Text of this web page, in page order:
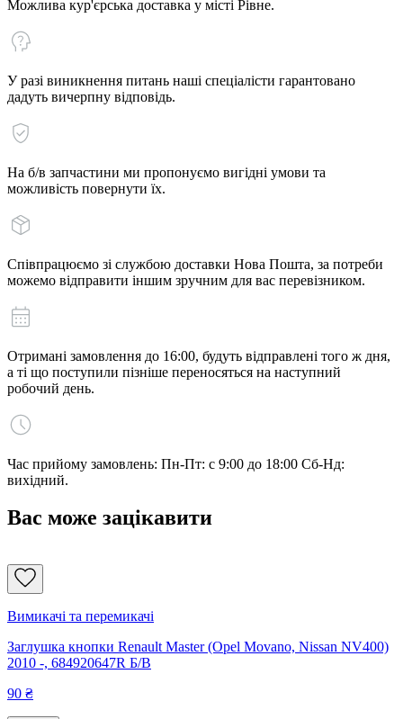
Можлива кур'єрська доставка у місті Рівне.
У разі виникнення питань наші спеціалісти гарантовано
дадуть вичерпну відповідь.
На б/в запчастини ми пропонуємо вигідні умови та
можливість повернути їх.
Співпрацюємо зі службою доставки Нова Пошта, за потреби
можемо відправити іншим зручним для вас перевізником.
Отримані замовлення до 16:00, будуть відправлені того ж дня,
а ті що поступили пізніше переносяться на наступний
робочий день.
Час прийому замовлень: Пн-Пт: с 9:00 до 18:00 Сб-Нд:
вихідний.
Вас може зацікавити
Вимикачі та перемикачі
Заглушка кнопки Renault Master (Opel Movano, Nissan NV400)
2010 -, 684920647R Б/В
90 ₴